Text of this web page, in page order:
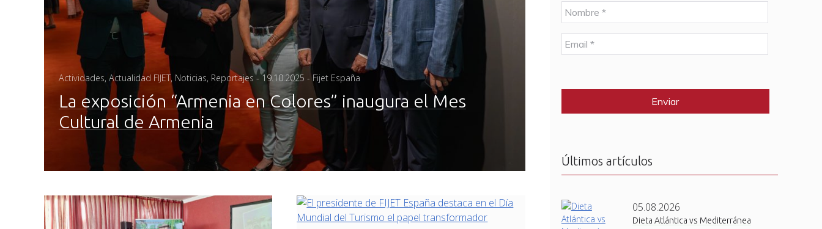
Actividades,Actualidad FIJET, Noticias, Reportajes - Posted
on
19.10.2025 - Fijet España
La exposición “Armenia en Colores” inaugura el Mes
Cultural de Armenia
N
o
m
b
r
E
m
l
Últimos artículos
05.08.2026
Dieta Atlántica vs Mediterránea